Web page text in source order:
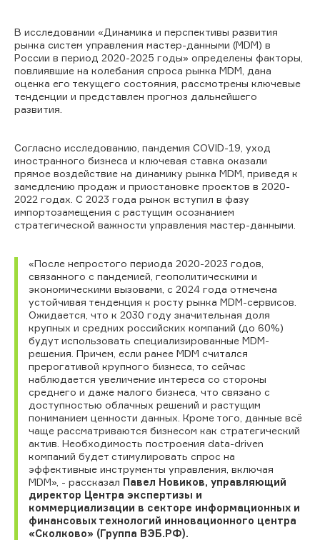
В исследовании «Динамика и перспективы развития
рынка систем управления мастер-данными (MDM) в
России в период 2020-2025 годы» определены факторы,
повлиявшие на колебания спроса рынка MDM, дана
оценка его текущего состояния, рассмотрены ключевые
тенденции и представлен прогноз дальнейшего
развития.
Согласно исследованию, пандемия COVID-19 уход
иностранного бизнеса и ключевая ставка оказали
прямое воздействие на динамику рынка MDM, приведя к
замедлению продаж и приостановке проектов в 2020-
2022 годах. С 2023 года рынок вступил в фазу
импортозамещения с растущим осознанием
стратегической важности управления мастер-данными.
«После непростого периода 2020-2023 годов,
связанного с пандемией, геополитическими и
экономическими вызовами, с 2024 года отмечена
устойчивая тенденция к росту рынка MDM-сервисов.
Ожидается, что к 2030 году значительная доля
крупных и средних российских компаний (до 60%)
будут использовать специализированные MDM-
решения. Причем, если ранее MDM считался
прерогативой крупного бизнеса, то сейчас
наблюдается увеличение интереса со стороны
среднего и даже малого бизнеса, что связано с
доступностью облачных решений и растущим
пониманием ценности данных. Кроме того, данные всё
чаще рассматриваются бизнесом как стратегический
актив. Необходимость построения data-driven
компаний будет стимулировать спрос на
эффективные инструменты управления, включая
MDM» , - рассказал Павел Новиков, управляющий
директор Центра экспертизы и
коммерциализации в секторе информационных и
финансовых технологий инновационного центра
«Сколково» (Группа ВЭБ.РФ).